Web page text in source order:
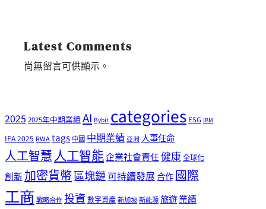
Latest Comments
尚無留言可供顯示。
2025 2025年中期業績AI Bybitcategories ESG IBM
IFA 2025 RWAtags 中國 中期業績 亞洲 人事任命
人工智慧人工智能企業社會責任健康全球化
創新加密貨幣區塊鏈可持續發展合作國際
工商 戰略合作投資數字資產新加坡新能源旅遊業績